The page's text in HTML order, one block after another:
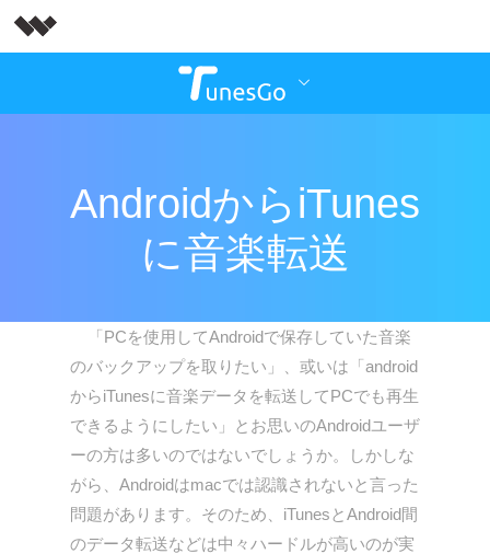
AndroidからiTunes
に音楽転送
「PCを使用してAndroidで保存していた音楽
のバックアップを取りたい」、或いは「android
からiTunesに音楽データを転送してPCでも再生
できるようにしたい」とお思いのAndroidユーザ
ーの方は多いのではないでしょうか。しかしな
がら、Androidはmacでは認識されないと言った
問題があります。そのため、iTunesとAndroid間
のデータ転送などは中々ハードルが高いのが実